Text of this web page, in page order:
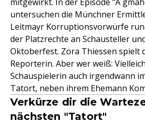
untersuchen die Münchner
Leitmayr Korruptionsvorwürfe
der Platzrechte an Schausteller
Oktoberfest. Zora Thiessen spielt
Reporterin. Aber wer weiß:
Schauspielerin auch irgendwann
Tatort, neben ihrem Ehemann
Verkürze dir die
nächsten "Tatort"